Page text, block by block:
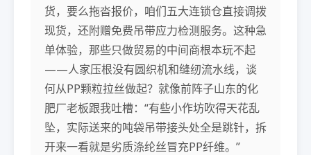
货，要么拖沓报价，咱们五大连锁仓直接调拨
现货，还附赠免费吊带应力检测服务。这种急
单体验，那些只做贸易的中间商根本玩不起
——人家压根没有圆织机和缝纫流水线，谈
何从PP颗粒拉丝做起？就像前阵子山东的化
肥厂老板跟我吐槽：“有些小作坊吹得天花乱
坠，实际送来的吨袋吊带接头处全是跳针，拆
开来一看就是劣质涤纶丝冒充PP纤维。”